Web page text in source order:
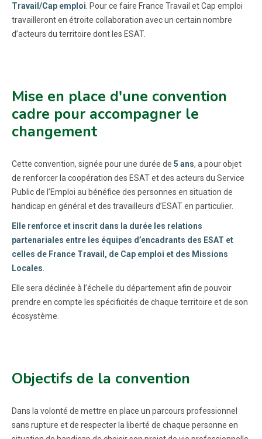
Travail/Cap emploi . Pour ce faire France Travail et Cap emploi
travailleront en étroite collaboration avec un certain nombre
d’acteurs du territoire dont les ESAT.
Mise en place d'une convention
cadre pour accompagner le
changement
Cette convention, signée pour une durée de 5 ans, a pour objet
de renforcer la coopération des ESAT et des acteurs du Service
Public de l’Emploi au bénéfice des personnes en situation de
handicap en général et des travailleurs d’ESAT en particulier.
Elle renforce et inscrit dans la durée les relations
partenariales entre les équipes d’encadrants des ESAT et
celles de France Travail, de Cap emploi et des Missions
Locales
Elle sera déclinée à l’échelle du département afin de pouvoir
prendre en compte les spécificités de chaque territoire et de son
écosystème.
Objectifs de la convention
Dans la volonté de mettre en place un parcours professionnel
sans rupture et de respecter la liberté de chaque personne en